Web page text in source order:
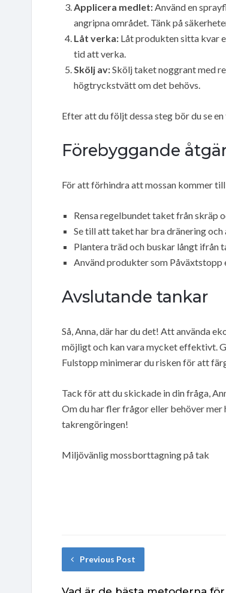
Applicera medlet:Använd en
angripna området. Tänk på
Låt verka: Låt produkten sitta kvar
tid att verka.
Skölj av:Skölj taket noggrant med
högtryckstvätt om det behövs.
Efter att du följt dessa steg bör du se
Förebyggande
För att förhindra att mossan kommer
Rensa regelbundet taket från skräp
Se till att taket har bra dränering
Plantera träd och buskar långt ifrån
Använd produkter som
Avslutande tankar
Så, Anna, där har du det! Att använda
möjligt och kan vara mycket effektivt.
Fulstopp minimerar du risken för att
Tack för att du skickade in din fråga,
Om du har fler frågor eller behöver
takrengöringen!
Miljövänlig mossborttagning på tak
Previous Post